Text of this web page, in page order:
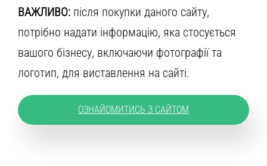
ВАЖЛИВО: після покупки даного сайту,
потрібно надати інформацію, яка стосується
вашого бізнесу, включаючи фотографії та
логотип, для виставлення на сайті.
ОЗНАЙОМИТИСЬ З САЙТОМ